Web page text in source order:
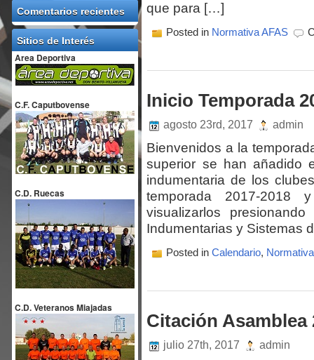
Comentarios recientes
Sitios de Interés
Area Deportiva
C.F. Caputbovense
C.D. Ruecas
C.D. Veteranos Miajadas
que para […]
Posted in Normativa AFAS
Inicio Temporada
agosto 23rd, 2017 admin
Bienvenidos a la
superior se han añadido
indumentaria de los
temporada 2017-2018
visualizarlos
Indumentarias y Sistemas
Posted inCalendario,
Citación Asamblea
julio 27th, 2017 admin